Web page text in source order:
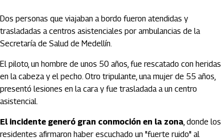
Dos personas que viajaban a bordo fueron atendidas y
trasladadas a centros asistenciales por ambulancias de la
Secretaría de Salud de Medellín.
El piloto, un hombre de unos 50 años, fue rescatado con heridas
en la cabeza y el pecho. Otro tripulante, una mujer de 55 años,
presentó lesiones en la cara y fue trasladada a un centro
asistencial.
El incidente generó gran conmoción en la zona, donde los
residentes afirmaron haber escuchado un "fuerte ruido" al